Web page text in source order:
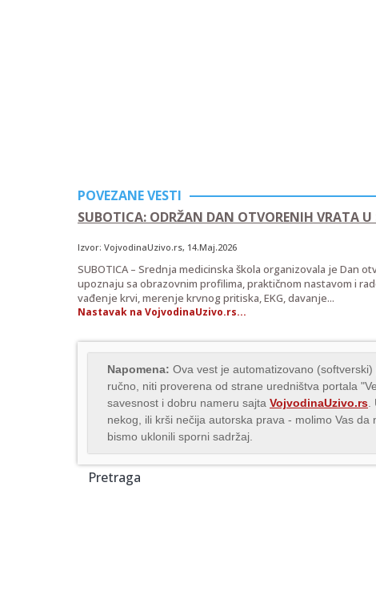
POVEZANE VESTI
SUBOTICA: ODRŽAN DAN OTVORENIH VRATA U
Izvor: VojvodinaUzivo.rs, 14.Maj.2026
SUBOTICA – Srednja medicinska škola organizovala je Dan
upoznaju sa obrazovnim profilima, praktičnom nastavom i
vađenje krvi, merenje krvnog pritiska, EKG, davanje...
Nastavak na VojvodinaUzivo.rs...
Napomena: Ova vest je automatizovano
ručno, niti proverena od strane uredništva portala
savesnost i dobru nameru sajta VojvodinaUzivo.rs
nekog, ili krši nečija autorska prava - molimo Vas da
bismo uklonili sporni sadržaj.
Pretraga